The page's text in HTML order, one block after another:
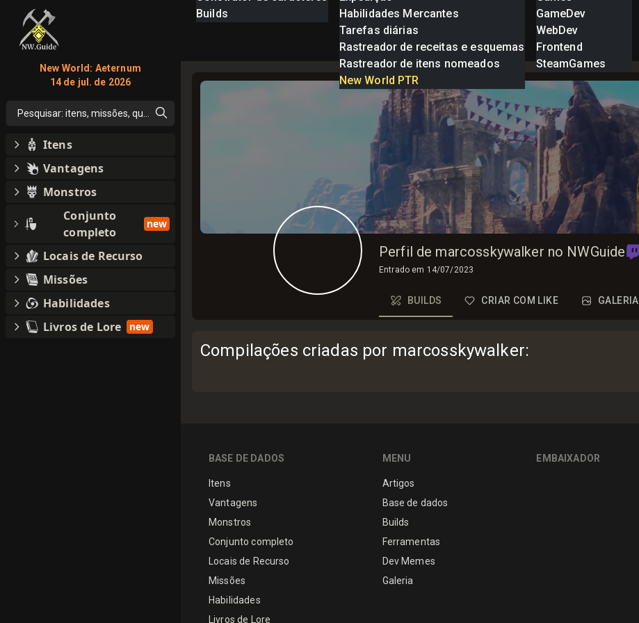
Builds
Habilidades Mercantes
Tarefas diárias
Rastreador de receitas e esquemas
Rastreador de itens nomeados
New World PTR
GameDev
WebDev
Frontend
SteamGames
Perfil de marcosskywalker no NWGuide
Entrado em 14/07/2023
BUILDS CRIAR COM LIKE GALERIA
Compilações criadas por marcosskywalker:
BASE DE DADOS
Itens
Vantagens
Monstros
Conjunto completo
Locais de Recurso
Missões
Habilidades
Livros de Lore
MENU
Artigos
Base de dados
Builds
Ferramentas
Dev Memes
Galeria
EMBAIXADOR
New World: Aeternum
14 de jul. de 2026
Pesquisar: itens, missões, qualquer coisa
Itens
Vantagens
Monstros
Conjunto
completo
new
Locais de Recurso
Missões
Habilidades
Livros de Lore
new